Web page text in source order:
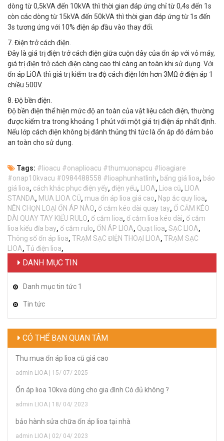
dòng từ 0,5kVA đến 10kVA thì thời gian đáp ứng chỉ từ 0,4s đến 1s
còn các dòng từ 15kVA đến 50kVA thì thời gian đáp ứng từ 1s đến
3s tương ứng với 10% điện áp đầu vào thay đổi.
7. Điện trở cách điện.
Đây là giá trị điện trở cách điện giữa cuộn dây của ổn áp với vỏ máy,
giá trị điện trở cách điện càng cao thì càng an toàn khi sử dụng. Với
ổn áp LiOA thì giá trị kiểm tra độ cách điện lớn hơn 3MΩ ở điện áp 1
chiều 500V.
8. Độ bền điện.
Độ bền điện thể hiện mức độ an toàn của vật liệu cách điện, thường
được kiểm tra trong khoảng 1 phút với một giá trị điện áp nhất định.
Nếu lớp cách điện không bị đánh thủng thì tức là ổn áp đó đảm bảo
an toàn cho sử dụng.
Tags: #lioacu #onaplioacu #thumuonapcu #lioagiare
#onap10kvacu #0984488558 #lioaphunhatlinh, bẩng giá lioa, báo
giá lioa, cách khắc phục điện yếy, điện yếu, LIOA, Lioa cũ,
LIOA
STANDA, MUA LIOA CŨ, mua ổn áp lioa giá cao, Nạp ắc quy lioa,
NÊN CHỌN LOẠI ỔN ÁP NÀO, ổ cắm kéo dài quay tay, Ổ CẮM KÉO
DÀI QUAY TAY KIỂU RULO, ổ cắm lioa, ổ cắm lioa kéo dài, ổ cắm
lioa kiểu đĩa bay, ổ cắm rulo, ỔN ÁP LIOA, Quạt lioa, SẠC LIOA,
Thông số ổn áp lioa, TRẠM SẠC ĐIỆN THOẠI LIOA, TRẠM SẠC
LIOA, Tủ điện lioa,
DANH MỤC TIN
Danh mục tin tức 1
Tin tức
CÓ THỂ BẠN QUAN TÂM
Thu mua ổn áp lioa cũ giá cao
admin LIOA | 15/ 07/ 2025
Ổn áp lioa 10kva dùng cho gia đình Có đủ không ?
admin LIOA | 18/ 04/ 2023
bảo hành sửa chữa ổn áp lioa tại nhà
admin LIOA | 02/ 04/ 2023